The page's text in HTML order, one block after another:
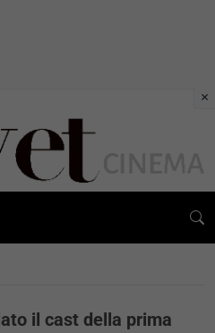
il cast della prima
×